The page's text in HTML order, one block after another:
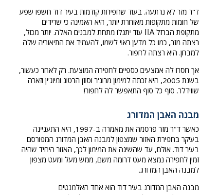
ד"ר מזר לא נרתעה. בעוד שחפירות קודמות בעיר דוד חשפו שפע
של חומות מתקופות מאוחרת יותר, היא האמינה כי שרידים
מתקופת הברזלIIA עוד יתגלו מתחת למבנים האלה. יותר מכול,
רצתה מזר, כמו כל מדען ראוי לשמו, להעמיד את התיאוריה שלה
למבחן. היא רצתה לחפור.
אך חסרו לה אמצעים כספיים לחפירה המוצעת. רק לאחר כעשור,
בשנת 2005, היא זכתה למימון מרוג'ר וסוזן הרטוג ומיוג'ין וזארה
שווידלר. סוף כל סוף התאפשר לה לחפור!
מבנה האבן המדורג
כאשר ד"ר מזר פרסמה את מאמרה ב-1997, היא התעניינה
בעיקר בחפירת האזור שמצפון למבנה האבן המדורג המפורסם
בעיר דוד. אולם, עד שהשיגה את המימון לכך, האזור היחיד שהיה
זמין לחפירה נמצא מעט דרומה משם, ממש מעל ומעט מצפון
למבנה האבן המדורג.
מבנה האבן המדורג בעיר דוד הוא אחד האלמנטים